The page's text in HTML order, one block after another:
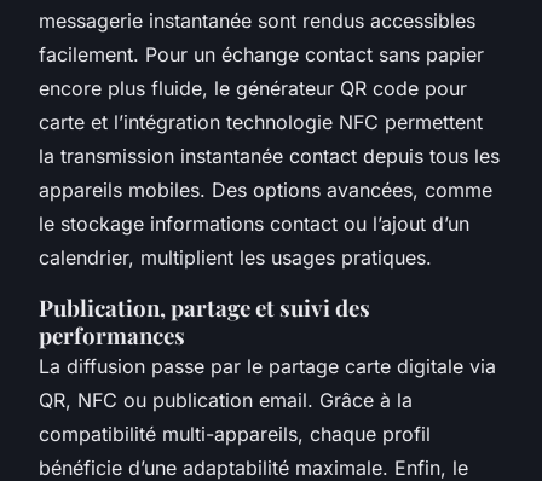
messagerie instantanée sont rendus accessibles
facilement. Pour un échange contact sans papier
encore plus fluide, le générateur QR code pour
carte et l’intégration technologie NFC permettent
la transmission instantanée contact depuis tous les
appareils mobiles. Des options avancées, comme
le stockage informations contact ou l’ajout d’un
calendrier, multiplient les usages pratiques.
Publication, partage et suivi des
performances
La diffusion passe par le partage carte digitale via
QR, NFC ou publication email. Grâce à la
compatibilité multi-appareils, chaque profil
bénéficie d’une adaptabilité maximale. Enfin, le